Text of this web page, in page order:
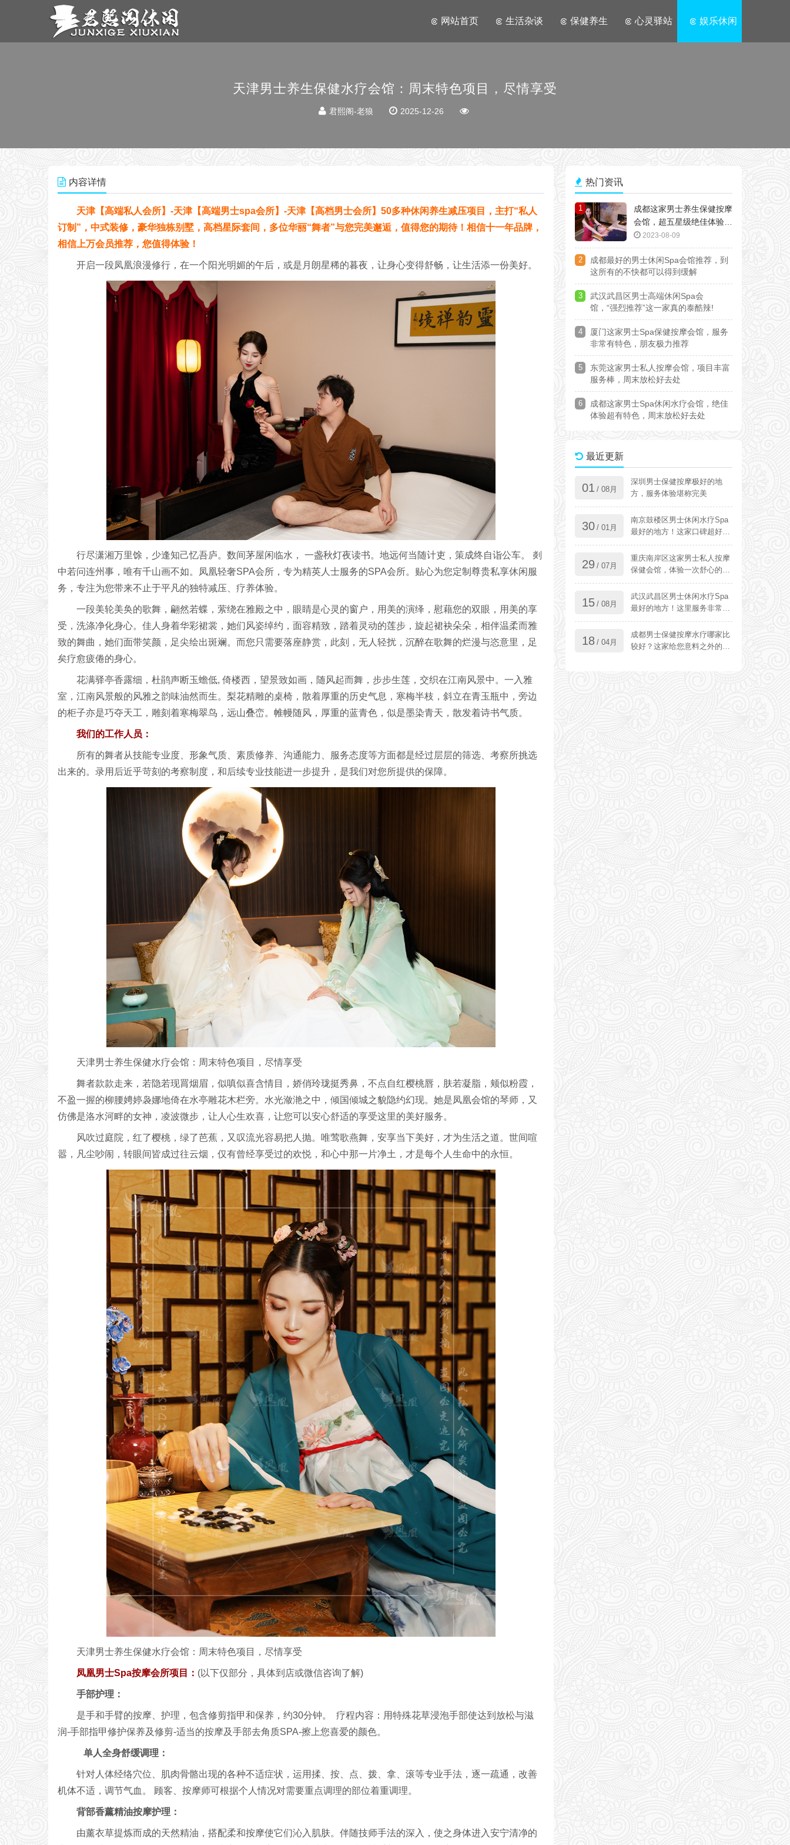
网站首页 生活杂谈 保健养生 心灵驿站 娱乐休闲
天津男士养生保健水疗会馆：周末特色项目，尽情享受
君熙阁-老狼 2025-12-26
内容详情
天津【高端私人会所】-天津【高端男士spa会所】-天津【高档男士会所】50多种休闲养生减压项目，主打“私人
订制”，中式装修，豪华独栋别墅，高档星际套间，多位华丽“舞者”与您完美邂逅，值得您的期待！相信十一年品牌，
相信上万会员推荐，您值得体验！
开启一段凤凰浪漫修行，在一个阳光明媚的午后，或是月朗星稀的暮夜，让身心变得舒畅，让生活添一份美好。
行尽潇湘万里馀，少逢知己忆吾庐。数间茅屋闲临水， 一盏秋灯夜读书。地远何当随计吏，策成终自诣公车。 剡
中若问连州事，唯有千山画不如。凤凰轻奢SPA会所，专为精英人士服务的SPA会所。贴心为您定制尊贵私享休闲服
务，专注为您带来不止于平凡的独特减压、疗养体验。
一段美轮美奂的歌舞，翩然若蝶，萦绕在雅殿之中，眼睛是心灵的窗户，用美的演绎，慰藉您的双眼，用美的享
受，洗涤净化身心。佳人身着华彩裙裳，她们风姿绰约，面容精致，踏着灵动的莲步，旋起裙袂朵朵，相伴温柔而雅
致的舞曲，她们面带笑颜，足尖绘出斑斓。而您只需要落座静赏，此刻，无人轻扰，沉醉在歌舞的烂漫与恣意里，足
矣疗愈疲倦的身心。
花满驿亭香露细，杜鹃声断玉蟾低, 倚楼西，望景致如画，随风起而舞，步步生莲，交织在江南风景中。一入雅
室，江南风景般的风雅之韵味油然而生。梨花精雕的桌椅，散着厚重的历史气息，寒梅半枝，斜立在青玉瓶中，旁边
的柜子亦是巧夺天工，雕刻着寒梅翠鸟，远山叠峦。帷幔随风，厚重的蓝青色，似是墨染青天，散发着诗书气质。
我们的工作人员：
所有的舞者从技能专业度、形象气质、素质修养、沟通能力、服务态度等方面都是经过层层的筛选、考察所挑选
出来的。录用后近乎苛刻的考察制度，和后续专业技能进一步提升，是我们对您所提供的保障。
天津男士养生保健水疗会馆：周末特色项目，尽情享受
舞者款款走来，若隐若现罥烟眉，似嗔似喜含情目，娇俏玲珑挺秀鼻，不点自红樱桃唇，肤若凝脂，颊似粉霞，
不盈一握的柳腰娉婷袅娜地倚在水亭雕花木栏旁。水光潋滟之中，倾国倾城之貌隐约幻现。她是凤凰会馆的琴师，又
仿佛是洛水河畔的女神，凌波微步，让人心生欢喜，让您可以安心舒适的享受这里的美好服务。
风吹过庭院，红了樱桃，绿了芭蕉，又叹流光容易把人抛。唯莺歌燕舞，安享当下美好，才为生活之道。世间喧
嚣，凡尘吵闹，转眼间皆成过往云烟，仅有曾经享受过的欢悦，和心中那一片净土，才是每个人生命中的永恒。
天津男士养生保健水疗会馆：周末特色项目，尽情享受
凤凰男士Spa按摩会所项目： (以下仅部分，具体到店或微信咨询了解)
手部护理：
是手和手臂的按摩、护理，包含修剪指甲和保养，约30分钟。 疗程内容：用特殊花草浸泡手部使达到放松与滋
润-手部指甲修护保养及修剪-适当的按摩及手部去角质SPA-擦上您喜爱的颜色。
单人全身舒缓调理：
针对人体经络穴位、肌肉骨骼出现的各种不适症状，运用揉、按、点、拨、拿、滚等专业手法，逐一疏通，改善
机体不适，调节气血。 顾客、按摩师可根据个人情况对需要重点调理的部位着重调理。
背部香薰精油按摩护理：
由薰衣草提炼而成的天然精油，搭配柔和按摩使它们沁入肌肤。伴随技师手法的深入，使之身体进入安宁清净的
热门资讯
1
成都这家男士养生保健按摩
会馆，超五星级绝佳体验，
朋友极力推荐
2023-08-09
2
成都最好的男士休闲Spa会馆推荐，到
这所有的不快都可以得到缓解
3
武汉武昌区男士高端休闲Spa会
馆，“强烈推荐”这一家真的泰酷辣!
4
厦门这家男士Spa保健按摩会馆，服务
非常有特色，朋友极力推荐
5
东莞这家男士私人按摩会馆，项目丰富
服务棒，周末放松好去处
6
成都这家男士Spa休闲水疗会馆，绝佳
体验超有特色，周末放松好去处
最近更新
01 / 08月
深圳男士保健按摩极好的地
方，服务体验堪称完美
30 / 01月
南京鼓楼区男士休闲水疗Spa
最好的地方！这家口碑超好,
体验超级棒
29 / 07月
重庆南岸区这家男士私人按摩
保健会馆，体验一次舒心的感
受
15 / 08月
武汉武昌区男士休闲水疗Spa
最好的地方！这里服务非常到
位超级给力
18 / 04月
成都男士保健按摩水疗哪家比
较好？这家给您意料之外的惊